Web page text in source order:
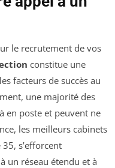
le recrutement de vos
constitue une
facteurs de succès au
une majorité des
en poste et peuvent ne
les meilleurs cabinets
s’efforcent
un réseau étendu et à